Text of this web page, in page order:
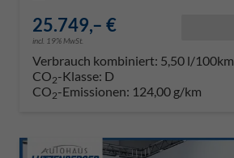
25.749,– €
incl. 19% MwSt.
Verbrauch kombiniert: 5,50 l/100km
CO2-Klasse: D
CO2-Emissionen: 124,00 g/km